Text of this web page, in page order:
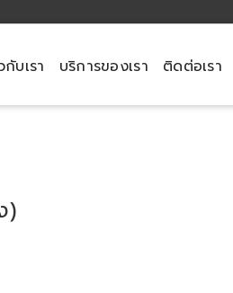
กับเรา บริการของเรา ติดต่อเรา
)